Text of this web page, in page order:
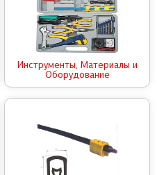
Инструменты, Материалы и
Оборудование